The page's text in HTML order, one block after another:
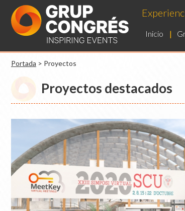
Inicio
Portada > Proyectos
Proyectos destacados